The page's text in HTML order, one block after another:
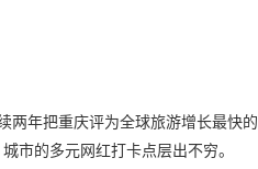
两年把重庆评为全球旅游增长最快
市的多元网红打卡点层出不穷。